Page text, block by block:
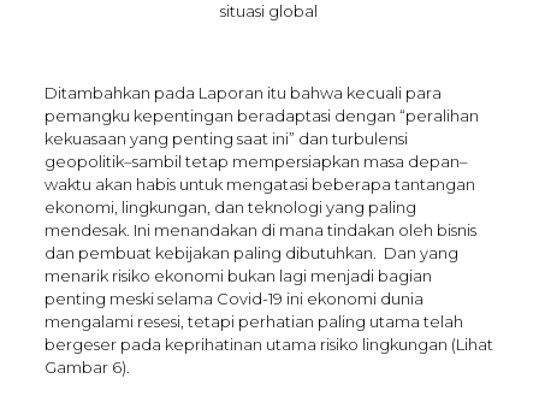
situasi global
Ditambahkan pada Laporan itu bahwa kecuali para
pemangku kepentingan beradaptasi dengan “peralihan
kekuasaan yang penting saat ini” dan turbulensi
geopolitik–sambil tetap mempersiapkan masa depan–
waktu akan habis untuk mengatasi beberapa tantangan
ekonomi, lingkungan, dan teknologi yang paling
mendesak. Ini menandakan di mana tindakan oleh bisnis
dan pembuat kebijakan paling dibutuhkan. Dan yang
menarik risiko ekonomi bukan lagi menjadi bagian
penting meski selama Covid-19 ini ekonomi dunia
mengalami resesi, tetapi perhatian paling utama telah
bergeser pada keprihatinan utama risiko lingkungan (Lihat
Gambar 6).